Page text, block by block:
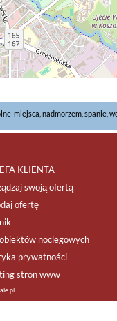
miejsca, nadmorzem, spanie,
KLIENTA
swoją ofertą
ofertę
noclegowych
prywatności
stron www